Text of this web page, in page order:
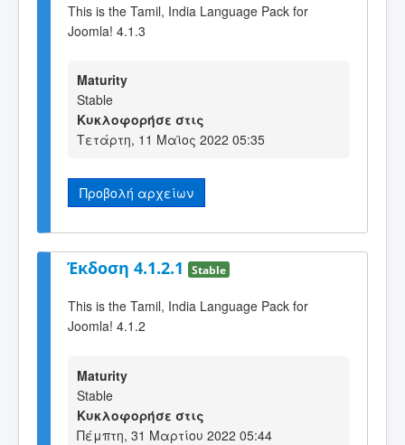
This is the Tamil, India Language Pack for
Joomla! 4.1.3
Maturity
Stable
Κυκλοφορήσε στις
Τετάρτη, 11 Μαϊος 2022 05:35
Προβολή αρχείων
Έκδοση 4.1.2.1 Stable
This is the Tamil, India Language Pack for
Joomla! 4.1.2
Maturity
Stable
Κυκλοφορήσε στις
Πέμπτη, 31 Μαρτίου 2022 05:44